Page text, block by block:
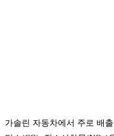
가솔린 자동차에서 주로 배